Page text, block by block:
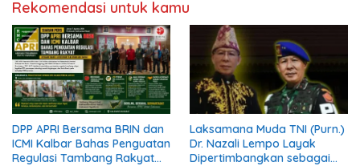
Rekomendasi untuk kamu
DPP APRI Bersama BRIN dan
ICMI Kalbar Bahas Penguatan
Regulasi Tambang Rakyat
Laksamana Muda TNI (Purn.)
Dr. Nazali Lempo Layak
Dipertimbangkan sebagai